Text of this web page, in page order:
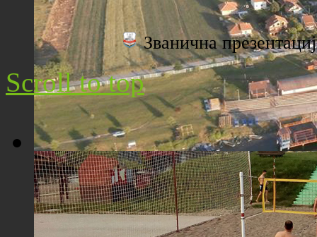
Плажа "Топољар" - Поглед са торња
Плажа "Топољар" - Поглед из ваздуха
Званична
Scroll to top